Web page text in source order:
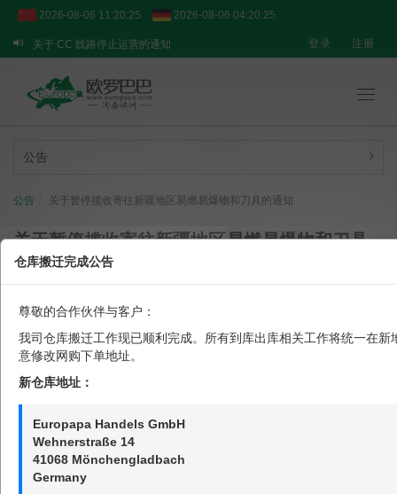
2026-08-06 11:20:25 2026-08-06 04:20:25
关于 CC 线路停止运营的通知
关于 BPOST 线路的临时提醒
【重要通知】转运业务临时调整说明
登录 注册
公告
公告 关于暂停揽收寄往新疆地区易燃易爆物和刀具的通知
关于暂停揽收寄往新疆地区易燃易爆物和刀具
的通知
发布于 2018-10-31 16:30
尊敬的欧罗巴巴会员：
现接国家邮政总局通知，即日起暂停揽收寄往新疆地区的易燃易爆
品和一切刀具，请知悉！
欧罗巴巴欧洲转运
仓库搬迁完成公告
尊敬的合作伙伴与客户：
我司仓库搬迁工作现已顺利完成。所有到库出库相关工作将统一在新
意修改网购下单地址。
新仓库地址：
Europapa Handels GmbH
Wehnerstraße 14
41068 Mönchengladbach
Germany